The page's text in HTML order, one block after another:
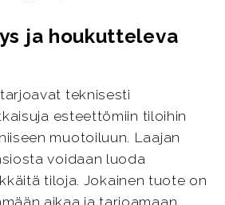
ja houkutteleva
teknisesti
esteettömiin tiloihin
muotoiluun. Laajan
voidaan luoda
tiloja. Jokainen tuote on
aikaa ja tarjoamaan